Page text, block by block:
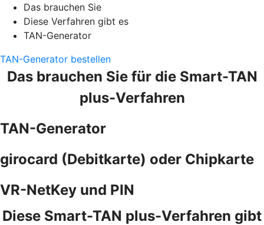
Das brauchen Sie
Diese Verfahren gibt es
TAN-Generator
TAN-Generator bestellen
Das brauchen Sie für die Smart-TAN
plus-Verfahren
TAN-Generator
girocard (Debitkarte) oder Chipkarte
VR-NetKey und PIN
Diese Smart-TAN plus-Verfahren gibt